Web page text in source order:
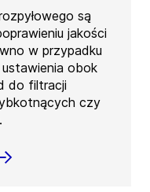
są
jakości
w przypadku
obok
do filtracji
czy